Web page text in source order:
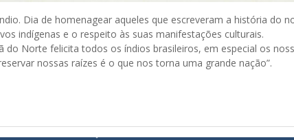
Dia de homenagear aqueles que escreveram a história do
indígenas e o respeito às suas manifestações culturais.
do Norte felicita todos os índios brasileiros, em especial os
nossas raízes é o que nos torna uma grande nação”.